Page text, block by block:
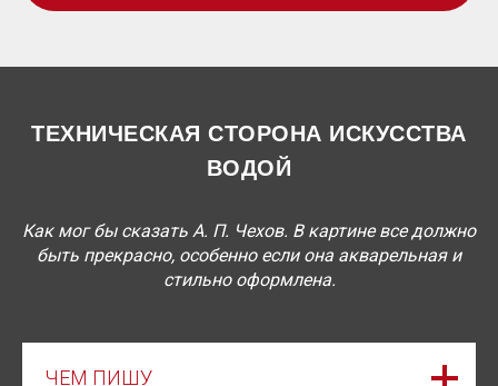
ТЕХНИЧЕСКАЯ СТОРОНА ИСКУССТВА
ВОДОЙ
Как мог бы сказать А. П. Чехов. В картине все должно
быть прекрасно, особенно если она акварельная и
стильно оформлена.
ЧЕМ ПИШУ